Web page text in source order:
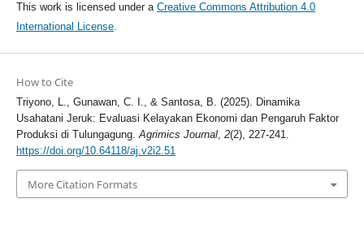
This work is licensed under a Creative Commons Attribution 4.0
International License.
How to Cite
Triyono, L., Gunawan, C. I., & Santosa, B. (2025). Dinamika
Usahatani Jeruk: Evaluasi Kelayakan Ekonomi dan Pengaruh Faktor
Produksi di Tulungagung.Agrimics Journal, 2(2), 227-241.
https://doi.org/10.64118/aj.v2i2.51
More Citation Formats